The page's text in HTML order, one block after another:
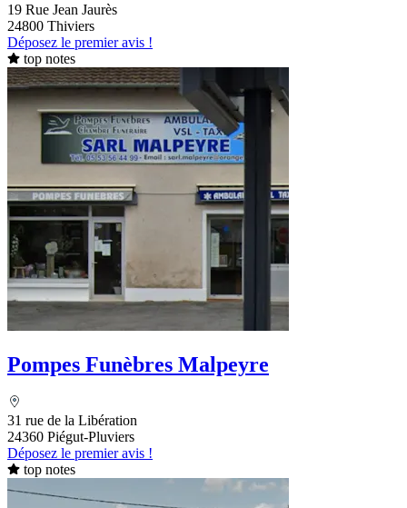
19 Rue Jean Jaurès
24800 Thiviers
Déposez le premier avis !
top notes
Pompes Funèbres Malpeyre
31 rue de la Libération
24360 Piégut-Pluviers
Déposez le premier avis !
top notes